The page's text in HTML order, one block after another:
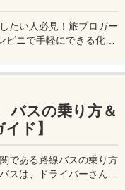
たい人必見！旅ブロガー
ビニで手軽にできる化粧
バスの乗り方＆
ド】
である路線バスの乗り方
スは、ドライバーさんも